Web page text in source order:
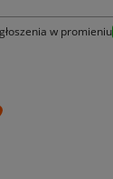
w promieniu